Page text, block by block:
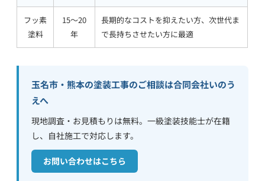
フッ素
塗料
15〜20
年
長期的なコストを抑えたい方、次世代ま
で長持ちさせたい方に最適
玉名市・熊本の塗装工事のご相談は合同会社いのう
えへ
現地調査・お見積もりは無料。一級塗装技能士が在籍
し、自社施工で対応します。
お問い合わせはこちら